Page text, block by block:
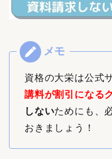
資格の大栄は公式
講料が割引になる
しないためにも、
おきましょう！